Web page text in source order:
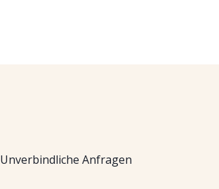
Unverbindliche Anfragen